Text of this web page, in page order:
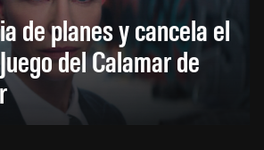
de planes y cancela el
del Calamar de